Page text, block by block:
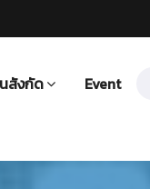
สังกัด Event